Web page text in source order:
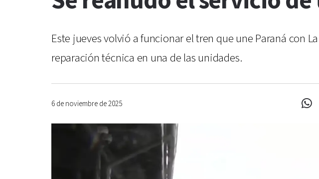
Este jueves volvió a funcionar el tren que une Paraná con
reparación técnica en una de las unidades.
6 de noviembre de 2025